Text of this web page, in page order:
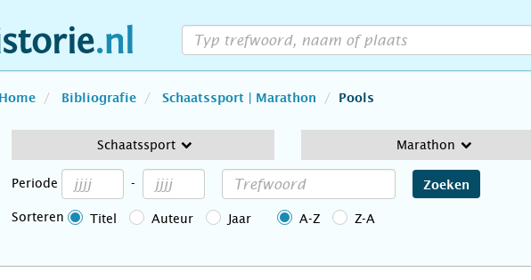
Home Bibliografie Schaatssport | Marathon Pools
Schaatssport Marathon
Periode - Zoeken
Sorteren Titel Auteur Jaar A-Z Z-A